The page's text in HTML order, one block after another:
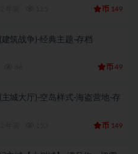
币 149
建筑战争)-经典主题-存档
币 49
主城大厅)-空岛样式-海盗营地-存
币 149